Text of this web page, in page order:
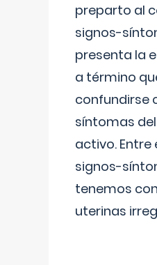
preparto al
signos-
presenta la
a término
confundirse
síntomas
activo. Entre
signos-
tenemos
uterinas